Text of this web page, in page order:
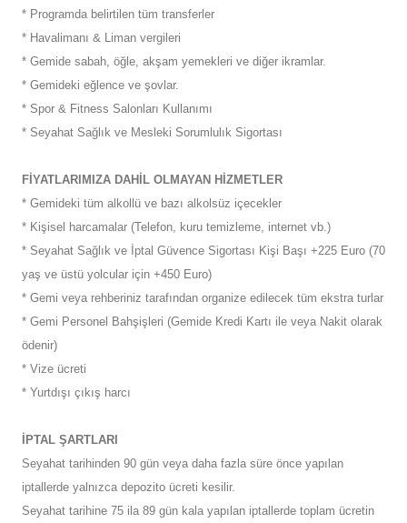
* Programda belirtilen tüm transferler
* Havalimanı & Liman vergileri
* Gemide sabah, öğle, akşam yemekleri ve diğer ikramlar.
* Gemideki eğlence ve şovlar.
* Spor & Fitness Salonları Kullanımı
* Seyahat Sağlık ve Mesleki Sorumlulık Sigortası
FİYATLARIMIZA DAHİL OLMAYAN HİZMETLER
* Gemideki tüm alkollü ve bazı alkolsüz içecekler
* Kişisel harcamalar (Telefon, kuru temizleme, internet vb.)
* Seyahat Sağlık ve İptal Güvence Sigortası Kişi Başı +225 Euro (70
yaş ve üstü yolcular için +450 Euro)
* Gemi veya rehberiniz tarafından organize edilecek tüm ekstra turlar
* Gemi Personel Bahşişleri (Gemide Kredi Kartı ile veya Nakit olarak
ödenir)
* Vize ücreti
* Yurtdışı çıkış harcı
İPTAL ŞARTLARI
Seyahat tarihinden 90 gün veya daha fazla süre önce yapılan
iptallerde yalnızca depozito ücreti kesilir.
Seyahat tarihine 75 ila 89 gün kala yapılan iptallerde toplam ücretin